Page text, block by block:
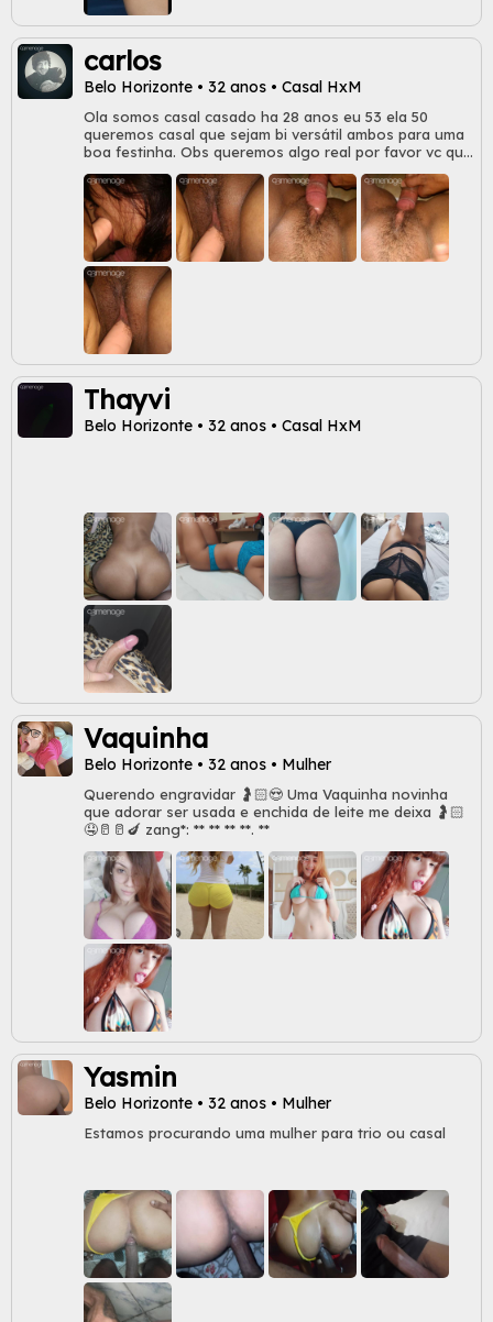
carlos
Belo Horizonte • 32 anos • Casal HxM
Ola somos casal casado ha 28 anos eu 53 ela 50
queremos casal que sejam bi versátil ambos para uma
boa festinha. Obs queremos algo real por favor vc que
Thayvi
Belo Horizonte • 32 anos • Casal HxM
Vaquinha
Belo Horizonte • 32 anos • Mulher
Querendo engravidar 🤰🏻😍 Uma Vaquinha novinha
que adorar ser usada e enchida de leite me deixa 🤰🏻
🤤🥛🥛🍆 zang*: ** ** ** **. **
Yasmin
Belo Horizonte • 32 anos • Mulher
Estamos procurando uma mulher para trio ou casal